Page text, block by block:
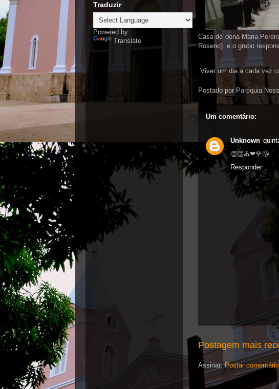
Casa de dona Maria
Roseno) e o grupo
Viver um dia a cada vez
Postado por Paróquia
Um comentário:
Unknown
👏👏⛪❤🌹😘
Responder
Postagem mais
Assinar:Postar
Traduzir
Powered by
Translate